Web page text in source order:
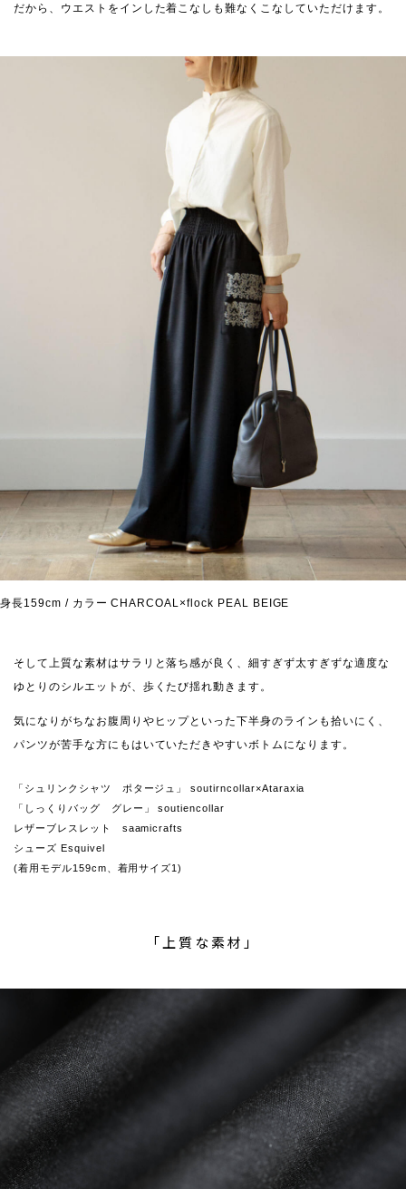
だから、ウエストをインした着こなしも難なくこなしていただけます。
身長159cm / カラー CHARCOAL×flock PEAL BEIGE
そして上質な素材はサラリと落ち感が良く、細すぎず太すぎずな適度な
ゆとりのシルエットが、歩くたび揺れ動きます。
気になりがちなお腹周りやヒップといった下半身のラインも拾いにく、
パンツが苦手な方にもはいていただきやすいボトムになります。
「シュリンクシャツ ポタージュ」 soutirncollar×Ataraxia
「しっくりバッグ グレー」 soutiencollar
レザーブレスレット saamicrafts
シューズ Esquivel
(着用モデル159cm、着用サイズ1)
「上質な素材」